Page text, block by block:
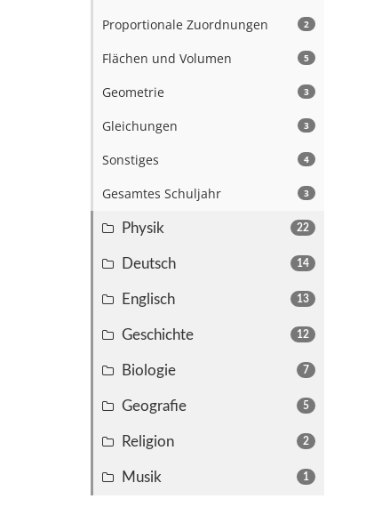
2
Proportionale Zuordnungen
5
Flächen und Volumen
3
Geometrie
3
Gleichungen
4
Sonstiges
3
Gesamtes Schuljahr
22
Physik
14
Deutsch
13
Englisch
12
Geschichte
7
Biologie
5
Geografie
2
Religion
1
Musik